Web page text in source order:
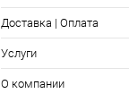
Доставка | Оплата
Услуги
О компании